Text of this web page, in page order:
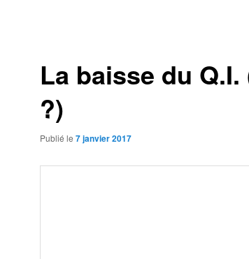
La baisse du
?)
Publié le 7 janvier 2017